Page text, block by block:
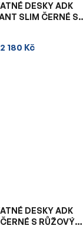
DESKY ADK
SLIM ČERNÉ S
2 180 Kč
DESKY ADK
S RŮŽOVÝM